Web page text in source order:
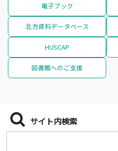
電子ブック
北方資料データベース
HUSCAP
図書館へのご支援
サイト内検索